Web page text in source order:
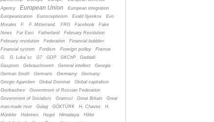
Agency
European Union
European integration
Europeanization
Euroscepticism Evald Ilyenkov
Evo
Morales
F. F. Mitterrand. FRG Facebook
Fake
News
Far East Fatherland
February Revolution
February revolution
Federation
Financial bubble»
Financial system
Fordism Foreign policy France
G. G. Luka´sc G7 GDP GKChP
Gaddafi
Gasprom
Gebrauchswert General intellect
Georgia
German South
Germans Germany
Germany.
Giorgio Agamben
Global Dominat Global capitalism
Gorbachev
Government of Russian Federation
Government of Socialists
Gramsci Great Britain
Great
man-made river
Gulag GÖKTÜRK H. Chavez
H.
Münkler
Hebrews Hegel Himalaya
Hitler